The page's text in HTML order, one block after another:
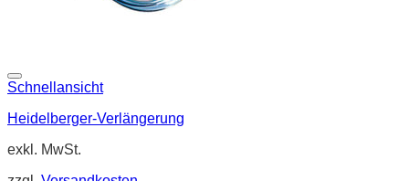
Schnellansicht
Heidelberger-Verlängerung
exkl. MwSt.